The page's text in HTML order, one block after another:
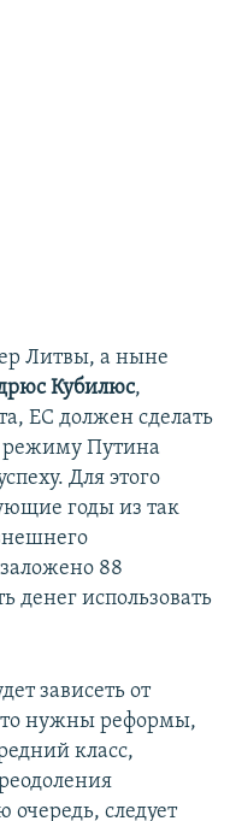
Литвы, а ныне
Кубилюс,
ЕС должен сделать
режиму Путина
Для этого
годы из так
88
денег использовать
зависеть от
нужны реформы,
класс,
очередь, следует